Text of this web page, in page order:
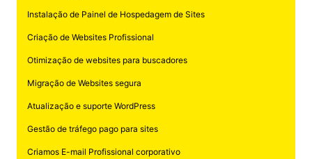
Instalação de Painel de Hospedagem de Sites
Criação de Websites Profissional
Otimização de websites para buscadores
Migração de Websites segura
Atualização e suporte WordPress
Gestão de tráfego pago para sites
Criamos E-mail Profissional corporativo